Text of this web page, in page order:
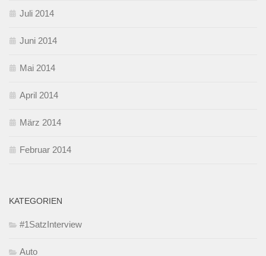
Juli 2014
Juni 2014
Mai 2014
April 2014
März 2014
Februar 2014
KATEGORIEN
#1SatzInterview
Auto